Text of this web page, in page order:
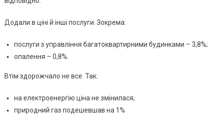
Додали в ціні й інші послуги. Зокрема:
послуги з управління багатоквартирними будинками – 3,8%;
опалення – 0,8%.
Втім здорожчало не все. Так:
на електроенергію ціна не змінилася;
природний газ подешевшав на 1%